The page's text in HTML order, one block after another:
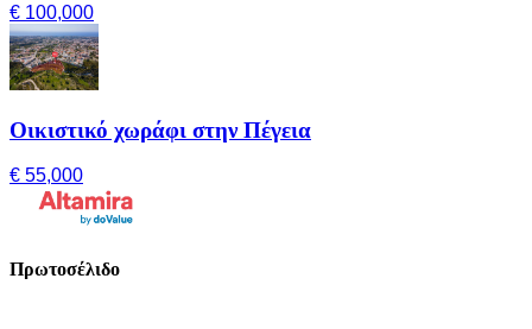
€ 100,000
Οικιστικό χωράφι στην Πέγεια
€ 55,000
Πρωτοσέλιδο